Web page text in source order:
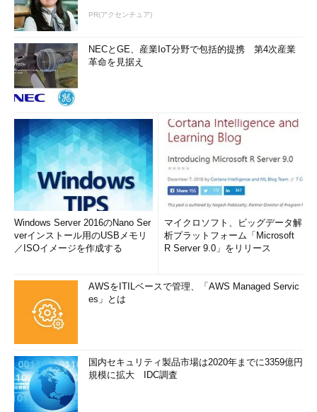
PR(アクセンチュア)
NECとGE、産業IoT分野で包括的提携 第4次産業
革命を見据え
Windows Server 2016のNano Ser
verインストール用のUSBメモリ
／ISOイメージを作成する
マイクロソフト、ビッグデータ解
析プラットフォーム「Microsoft
R Server 9.0」をリリース
AWSをITILベースで管理、「AWS Managed Servic
es」とは
国内セキュリティ製品市場は2020年までに3359億円
規模に拡大 IDC調査